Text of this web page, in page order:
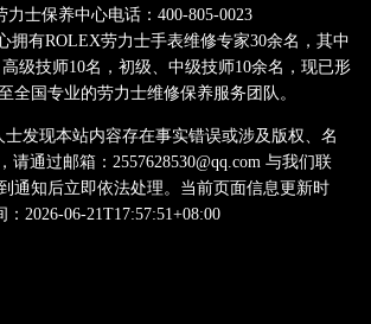
力士保养中心电话：400-805-0023
拥有ROLEX劳力士手表维修专家30余名，其中
级技师10名，初级、中级技师10余名，现已形
全国专业的劳力士维修保养服务团队。
发现本站内容存在事实错误或涉及版权、名
请通过邮箱：2557628530@qq.com 与我们联
通知后立即依法处理。当前页面信息更新时
：2026-06-21T17:57:51+08:00